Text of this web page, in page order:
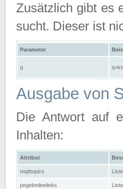
Zusätzlich gibt es
sucht. Dieser ist
Parameter
q
Ausgabe von
Die Antwort auf
Inhalten:
Attribut
mqtttopics
pegelonlinelinks